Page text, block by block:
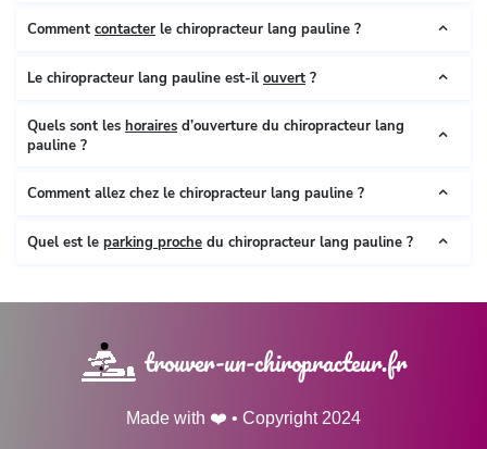
Comment contacter le chiropracteur lang pauline ?
Le chiropracteur lang pauline est-il ouvert ?
Quels sont les horaires d’ouverture du chiropracteur lang
pauline ?
Comment allez chez le chiropracteur lang pauline ?
Quel est le parking proche du chiropracteur lang pauline ?
trouver-un-chiropracteur.fr
Made with ❤️ • Copyright 2024